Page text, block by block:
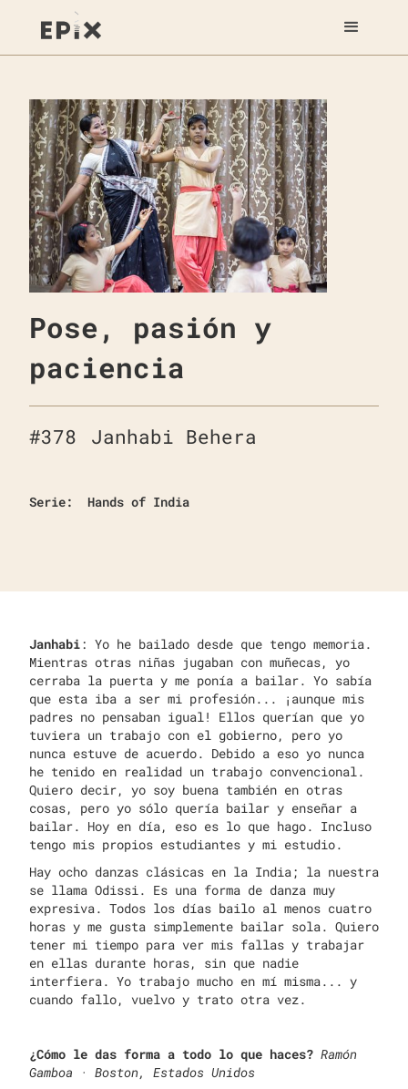
Pose, pasión y
paciencia
#378 Janhabi Behera
Serie: Hands of India
Janhabi: Yo he bailado desde que tengo memoria.
Mientras otras niñas jugaban con muñecas, yo
cerraba la puerta y me ponía a bailar. Yo sabía
que esta iba a ser mi profesión... ¡aunque mis
padres no pensaban igual! Ellos querían que yo
tuviera un trabajo con el gobierno, pero yo
nunca estuve de acuerdo. Debido a eso yo nunca
he tenido en realidad un trabajo convencional.
Quiero decir, yo soy buena también en otras
cosas, pero yo sólo quería bailar y enseñar a
bailar. Hoy en día, eso es lo que hago. Incluso
tengo mis propios estudiantes y mi estudio.
Hay ocho danzas clásicas en la India; la nuestra
se llama Odissi. Es una forma de danza muy
expresiva. Todos los días bailo al menos cuatro
horas y me gusta simplemente bailar sola. Quiero
tener mi tiempo para ver mis fallas y trabajar
en ellas durante horas, sin que nadie
interfiera. Yo trabajo mucho en mí misma... y
cuando fallo, vuelvo y trato otra vez.
¿Cómo le das forma a todo lo que haces? Ramón
Gamboa · Boston, Estados Unidos